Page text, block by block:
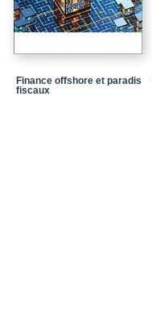
Finance offshore et paradis
fiscaux